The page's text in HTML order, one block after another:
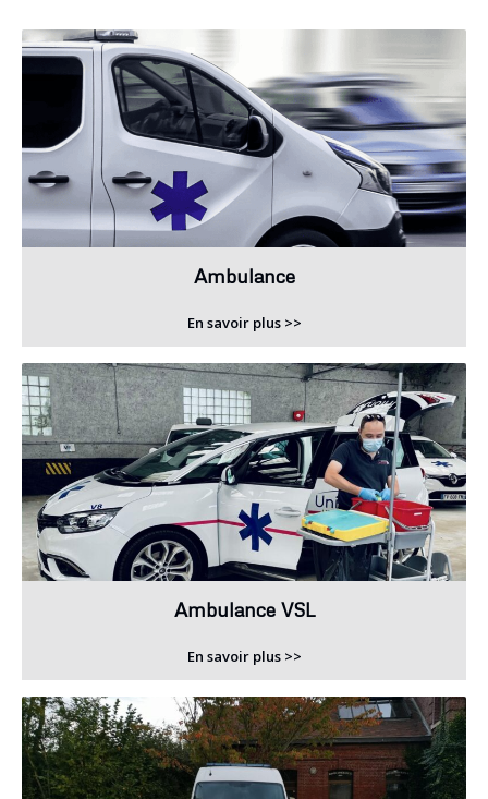
Ambulance
En savoir plus >>
Ambulance VSL
En savoir plus >>